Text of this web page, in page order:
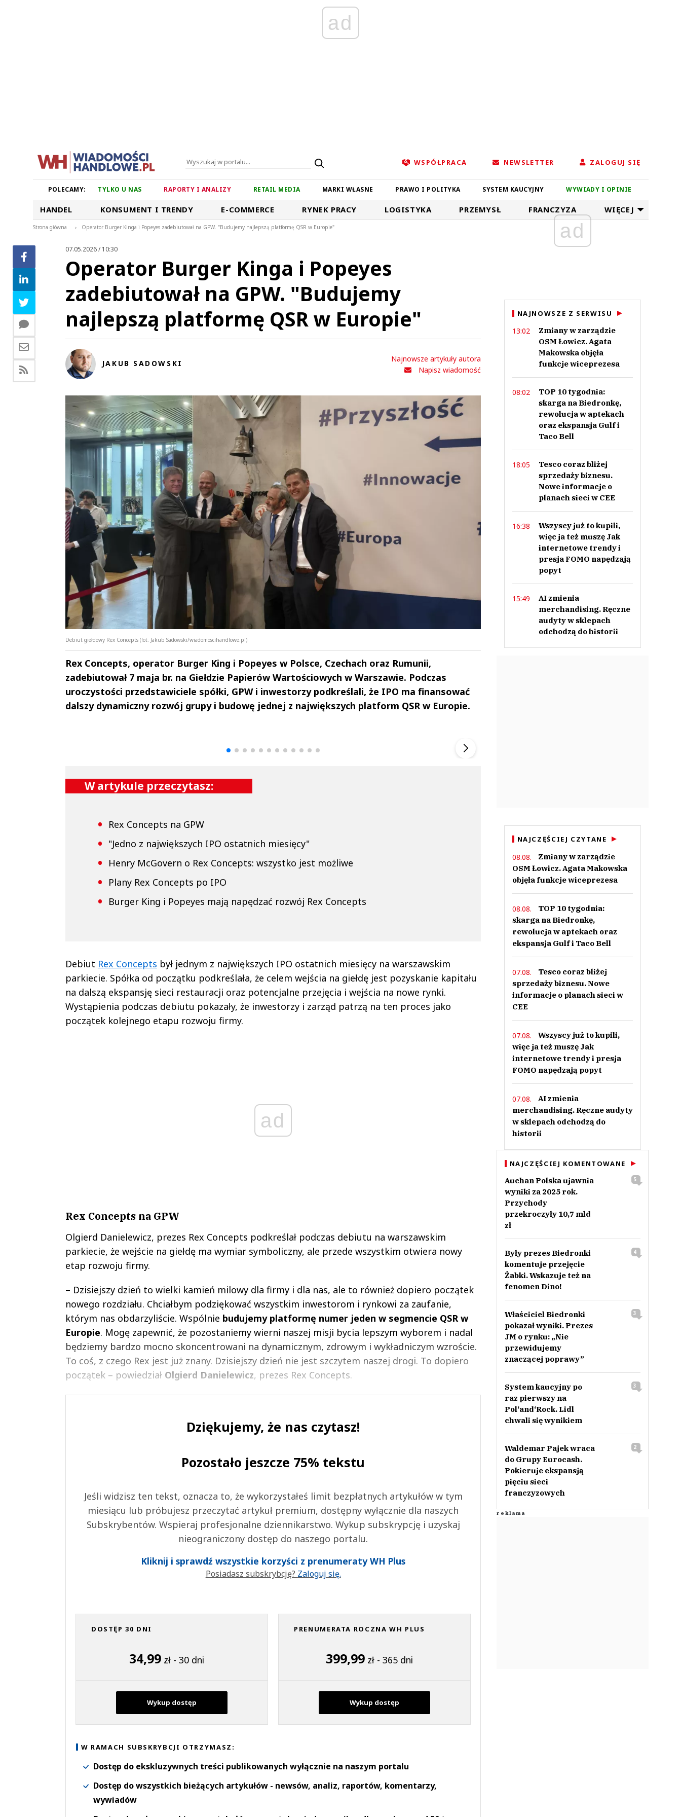
ad
WSPÓŁPRACA NEWSLETTER ZALOGUJ SIĘ
POLECAMY: TYLKO U NAS RAPORTY I ANALIZY RETAIL MEDIA MARKI WŁASNE PRAWO I POLITYKA SYSTEM KAUCYJNY WYWIADY I OPINIE
HANDEL KONSUMENT I TRENDY E-COMMERCE RYNEK PRACY LOGISTYKA PRZEMYSŁ FRANCZYZA WIĘCEJ
Strona główna > Operator Burger Kinga i Popeyes zadebiutował na GPW. "Budujemy najlepszą platformę QSR w Europie"
07.05.2026 / 10:30
Operator Burger Kinga i Popeyes
zadebiutował na GPW. "Budujemy
najlepszą platformę QSR w Europie"
JAKUB SADOWSKI
Najnowsze artykuły autora
Napisz wiadomość
Debiut giełdowy Rex Concepts (fot. Jakub Sadowski/wiadomoscihandlowe.pl)
Rex Concepts, operator Burger King i Popeyes w Polsce, Czechach oraz Rumunii,
zadebiutował 7 maja br. na Giełdzie Papierów Wartościowych w Warszawie. Podczas
uroczystości przedstawiciele spółki, GPW i inwestorzy podkreślali, że IPO ma finansować
dalszy dynamiczny rozwój grupy i budowę jednej z największych platform QSR w Europie.
W artykule przeczytasz:
Rex Concepts na GPW
"Jedno z największych IPO ostatnich miesięcy"
Henry McGovern o Rex Concepts: wszystko jest możliwe
Plany Rex Concepts po IPO
Burger King i Popeyes mają napędzać rozwój Rex Concepts
Debiut Rex Concepts był jednym z największych IPO ostatnich miesięcy na warszawskim
parkiecie. Spółka od początku podkreślała, że celem wejścia na giełdę jest pozyskanie kapitału
na dalszą ekspansję sieci restauracji oraz potencjalne przejęcia i wejścia na nowe rynki.
Wystąpienia podczas debiutu pokazały, że inwestorzy i zarząd patrzą na ten proces jako
początek kolejnego etapu rozwoju firmy.
ad
Rex Concepts na GPW
Olgierd Danielewicz, prezes Rex Concepts podkreślał podczas debiutu na warszawskim
parkiecie, że wejście na giełdę ma wymiar symboliczny, ale przede wszystkim otwiera nowy
etap rozwoju firmy.
– Dzisiejszy dzień to wielki kamień milowy dla firmy i dla nas, ale to również dopiero początek
nowego rozdziału. Chciałbym podziękować wszystkim inwestorom i rynkowi za zaufanie,
którym nas obdarzyliście. Wspólnie budujemy platformę numer jeden w segmencie QSR w
Europie. Mogę zapewnić, że pozostaniemy wierni naszej misji bycia lepszym wyborem i nadal
będziemy bardzo mocno skoncentrowani na dynamicznym, zdrowym i wykładniczym wzroście.
To coś, z czego Rex jest już znany. Dzisiejszy dzień nie jest szczytem naszej drogi. To dopiero
początek – powiedział Olgierd Danielewicz, prezes Rex Concepts.
Dziękujemy, że nas czytasz!
Pozostało jeszcze 75% tekstu
Jeśli widzisz ten tekst, oznacza to, że wykorzystałeś limit bezpłatnych artykułów w tym
miesiącu lub próbujesz przeczytać artykuł premium, dostępny wyłącznie dla naszych
Subskrybentów. Wspieraj profesjonalne dziennikarstwo. Wykup subskrypcję i uzyskaj
nieograniczony dostęp do naszego portalu.
Kliknij i sprawdź wszystkie korzyści z prenumeraty WH Plus
Posiadasz subskrybcję? Zaloguj się.
DOSTĘP 30 DNI
34,99 zł - 30 dni
Wykup dostęp
PRENUMERATA ROCZNA WH PLUS
399,99 zł - 365 dni
Wykup dostęp
W RAMACH SUBSKRYBCJI OTRZYMASZ:
Dostęp do ekskluzywnych treści publikowanych wyłącznie na naszym portalu
Dostęp do wszystkich bieżących artykułów - newsów, analiz, raportów, komentarzy,
wywiadów
ad
NAJNOWSZE Z SERWISU
13:02
Zmiany w zarządzie
OSM Łowicz. Agata
Makowska objęła
funkcje wiceprezesa
08:02
TOP 10 tygodnia:
skarga na Biedronkę,
rewolucja w aptekach
oraz ekspansja Gulf i
Taco Bell
18:05
Tesco coraz bliżej
sprzedaży biznesu.
Nowe informacje o
planach sieci w CEE
16:38
Wszyscy już to kupili,
więc ja też muszę Jak
internetowe trendy i
presja FOMO napędzają
popyt
15:49
AI zmienia
merchandising. Ręczne
audyty w sklepach
odchodzą do historii
NAJCZĘŚCIEJ CZYTANE
08.08.
Zmiany w zarządzie
OSM Łowicz. Agata Makowska
objęła funkcje wiceprezesa
08.08.
TOP 10 tygodnia:
skarga na Biedronkę,
rewolucja w aptekach oraz
ekspansja Gulf i Taco Bell
07.08.
Tesco coraz bliżej
sprzedaży biznesu. Nowe
informacje o planach sieci w
CEE
07.08.
Wszyscy już to kupili,
więc ja też muszę Jak
internetowe trendy i presja
FOMO napędzają popyt
07.08.
AI zmienia
merchandising. Ręczne audyty
w sklepach odchodzą do
historii
NAJCZĘŚCIEJ KOMENTOWANE
Auchan Polska ujawnia
wyniki za 2025 rok.
Przychody
przekroczyły 10,7 mld
zł
5
Były prezes Biedronki
komentuje przejęcie
Żabki. Wskazuje też na
fenomen Dino!
4
Właściciel Biedronki
pokazał wyniki. Prezes
JM o rynku: „Nie
przewidujemy
znaczącej poprawy”
3
System kaucyjny po
raz pierwszy na
Pol‘and‘Rock. Lidl
chwali się wynikiem
3
Waldemar Pajek wraca
do Grupy Eurocash.
Pokieruje ekspansją
pięciu sieci
franczyzowych
2